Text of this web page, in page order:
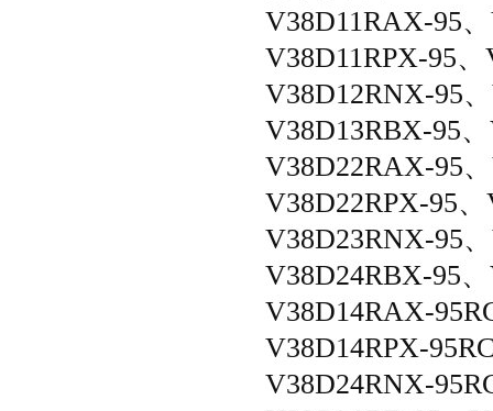
V38D11RAX-95
V38D11RPX-95
V38D12RNX-95
V38D13RBX-95
V38D22RAX-95
V38D22RPX-95
V38D23RNX-95
V38D24RBX-95
V38D14RAX-
V38D14RPX-
V38D24RNX-